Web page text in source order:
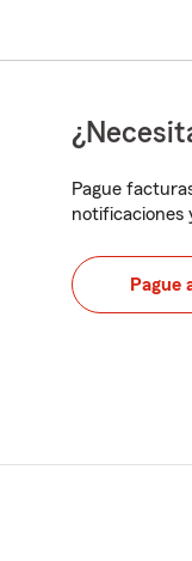
Pague
notificaciones
Pague